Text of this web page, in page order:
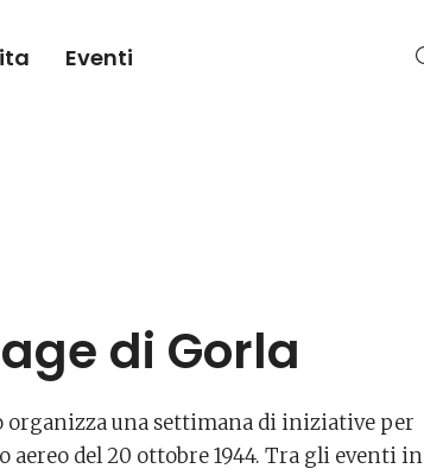
Eventi
di Gorla
organizza una settimana di iniziative per
del 20 ottobre 1944. Tra gli eventi in